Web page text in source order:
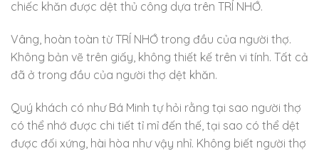
chiếc khăn được dệt thủ công dựa trên TRÍ NHỚ.
Vâng, hoàn toàn từ TRÍ NHỚ trong đầu của người thợ.
Không bản vẽ trên giấy, không thiết kế trên vi tính. Tất cả
đã ở trong đầu của người thợ dệt khăn.
Quý khách có như Bá Minh tự hỏi rằng tại sao người thợ
có thể nhớ được chi tiết tỉ mỉ đến thế, tại sao có thể dệt
được đối xứng, hài hòa như vậy nhỉ. Không biết người thợ